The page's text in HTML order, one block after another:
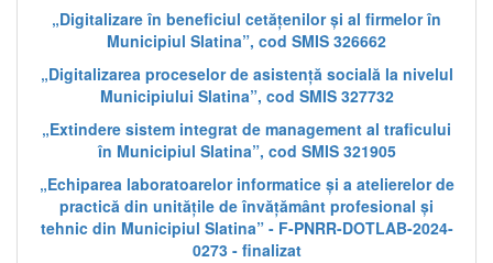
„Digitalizare în beneficiul cetățenilor și al firmelor în
Municipiul Slatina”, cod SMIS 326662
„Digitalizarea proceselor de asistență socială la nivelul
Municipiului Slatina”, cod SMIS 327732
„Extindere sistem integrat de management al traficului
în Municipiul Slatina”, cod SMIS 321905
„Echiparea laboratoarelor informatice și a atelierelor de
practică din unitățile de învățământ profesional și
tehnic din Municipiul Slatina” - F-PNRR-DOTLAB-2024-
0273 - finalizat